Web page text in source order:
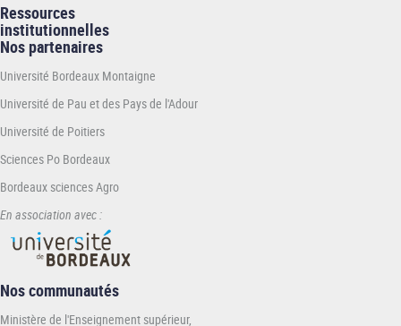
Ressources
institutionnelles
Nos partenaires
Université Bordeaux Montaigne
Université de Pau et des Pays de l'Adour
Université de Poitiers
Sciences Po Bordeaux
Bordeaux sciences Agro
En association avec :
Nos communautés
Ministère de l'Enseignement supérieur,